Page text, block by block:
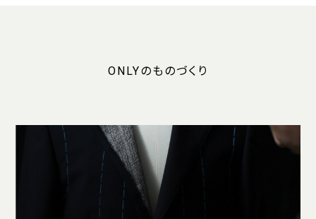
ONLYのものづくり